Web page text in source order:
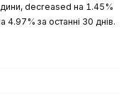
decreased на 1.45%
за останні 30 днів.